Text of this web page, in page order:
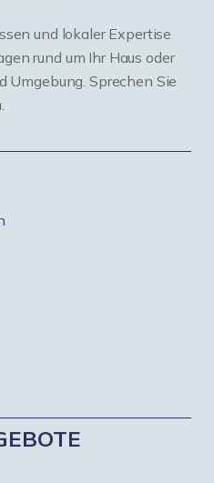
und lokaler Expertise
rund um Ihr Haus oder
Umgebung. Sprechen Sie